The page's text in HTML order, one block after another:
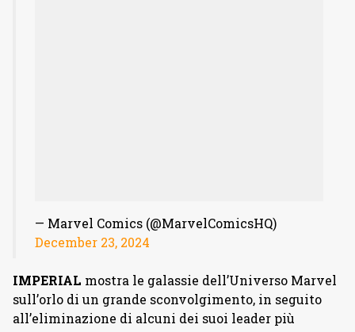
— Marvel Comics (@MarvelComicsHQ)
December 23, 2024
IMPERIAL mostra le galassie dell’Universo Marvel
sull’orlo di un grande sconvolgimento, in seguito
all’eliminazione di alcuni dei suoi leader più